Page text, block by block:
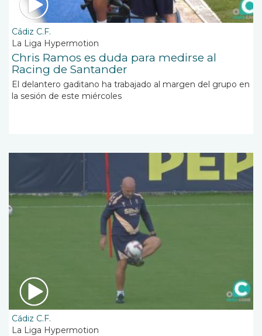
Cádiz C.F.
La Liga Hypermotion
Chris Ramos es duda para medirse al
Racing de Santander
El delantero gaditano ha trabajado al margen del grupo en
la sesión de este miércoles
Cádiz C.F.
La Liga Hypermotion